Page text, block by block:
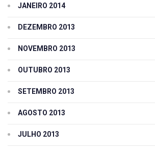
JANEIRO 2014
DEZEMBRO 2013
NOVEMBRO 2013
OUTUBRO 2013
SETEMBRO 2013
AGOSTO 2013
JULHO 2013